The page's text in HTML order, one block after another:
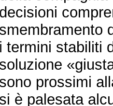
decisioni
smembramento
i termini stabiliti
soluzione
sono prossimi
si è palesata